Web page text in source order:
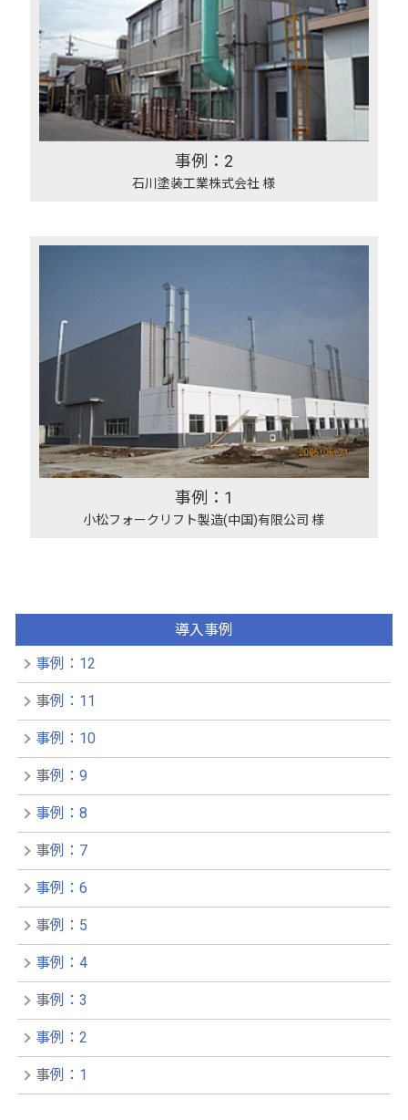
事例：2
石川塗装工業株式会社 様
事例：1
小松フォークリフト製造(中国)有限公司 様
導入事例
事例：12
事例：11
事例：10
事例：9
事例：8
事例：7
事例：6
事例：5
事例：4
事例：3
事例：2
事例：1